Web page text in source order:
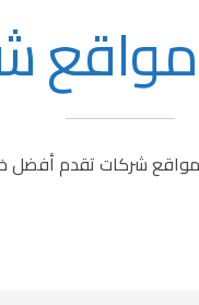
شركات تقدم أفضل